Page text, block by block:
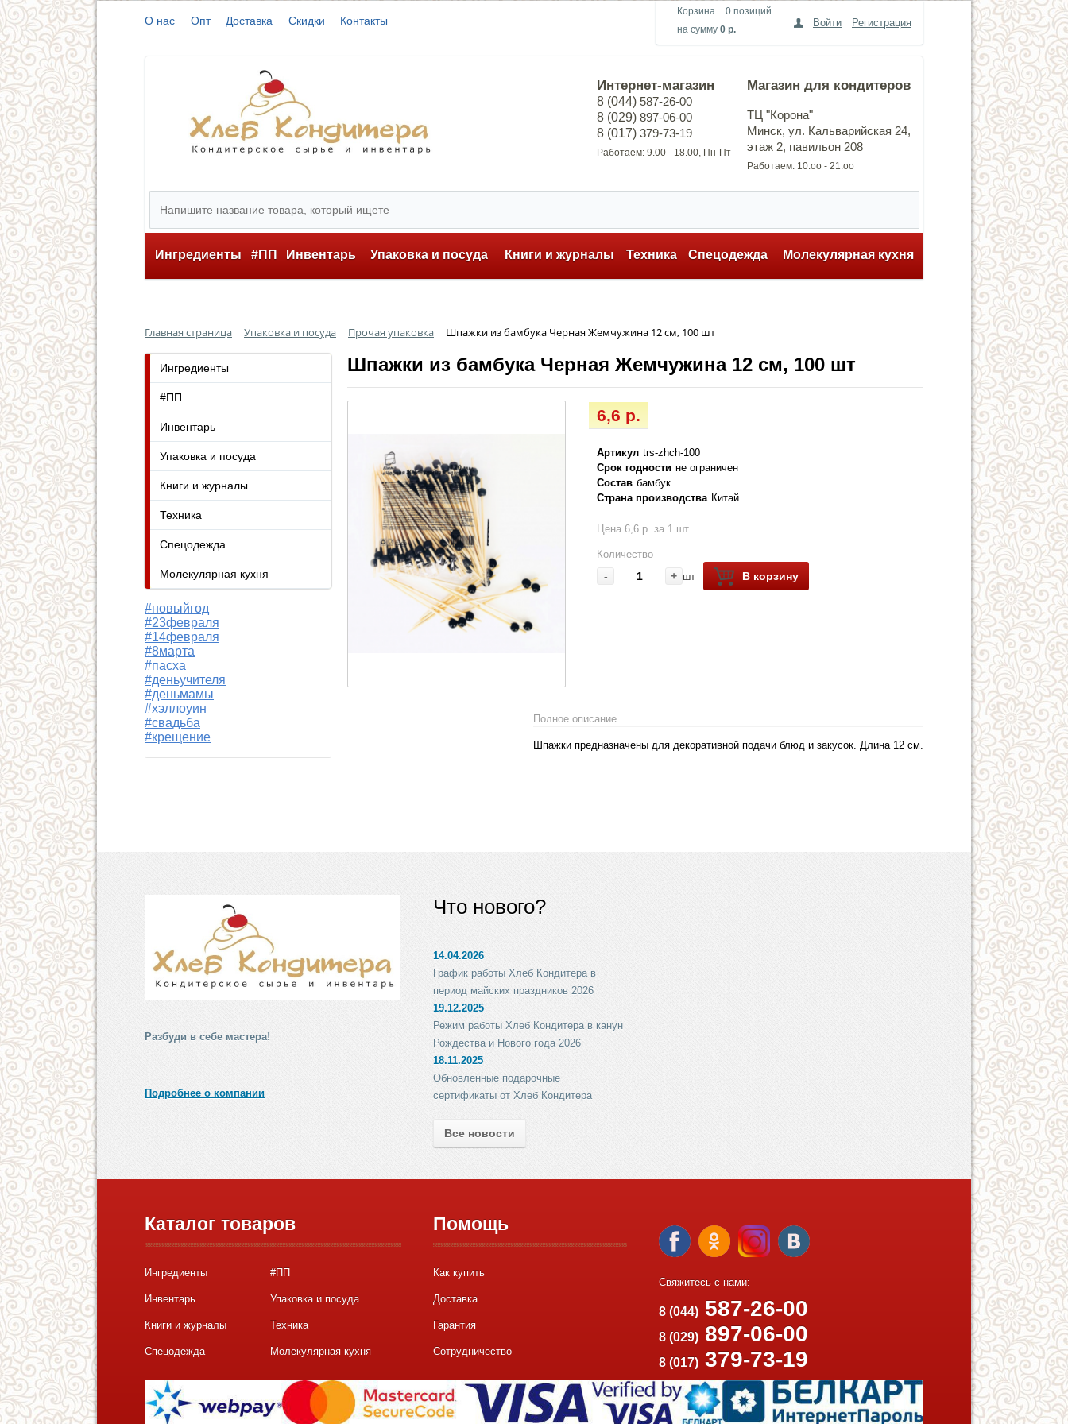
Корзина
0 позиций
на сумму 0 р.
Войти Регистрация
О нас Опт Доставка Скидки Контакты
Интернет-магазин
8 (044) 587-26-00
8 (029) 897-06-00
8 (017) 379-73-19
Работаем: 9.00 - 18.00, Пн-Пт
Магазин для кондитеров
ТЦ "Корона"
Минск, ул. Кальварийская 24,
этаж 2, павильон 208
Работаем: 10.оо - 21.оо
Ингредиенты #ПП Инвентарь Упаковка и посуда Книги и журналы Техника Спецодежда Молекулярная кухня
Главная страница Упаковка и посуда Прочая упаковка Шпажки из бамбука Черная Жемчужина 12 см, 100 шт
Шпажки из бамбука Черная Жемчужина 12 см, 100 шт
6,6 р.
Артикул trs-zhch-100
Срок годности не ограничен
Состав бамбук
Страна производства Китай
Цена 6,6 р. за 1 шт
Количество
- + шт В корзину
Полное описание
Шпажки предназначены для декоративной подачи блюд и закусок. Длина 12 см.
Ингредиенты
#ПП
Инвентарь
Упаковка и посуда
Книги и журналы
Техника
Спецодежда
Молекулярная кухня
#новыйгод
#23февраля
#14февраля
#8марта
#пасха
#деньучителя
#деньмамы
#хэллоуин
#свадьба
#крещение
Разбуди в себе мастера!
Подробнее о компании
Что нового?
14.04.2026
График работы Хлеб Кондитера в
период майских праздников 2026
19.12.2025
Режим работы Хлеб Кондитера в канун
Рождества и Нового года 2026
18.11.2025
Обновленные подарочные
сертификаты от Хлеб Кондитера
Все новости
Каталог товаров
Ингредиенты #ПП
Инвентарь Упаковка и посуда
Книги и журналы Техника
Спецодежда Молекулярная кухня
Помощь
Как купить
Доставка
Гарантия
Сотрудничество
Свяжитесь с нами:
8 (044)587-26-00
8 (029)897-06-00
8 (017) 379-73-19